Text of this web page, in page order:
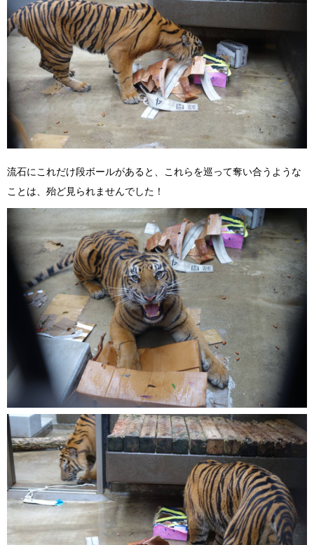
流石にこれだけ段ボールがあると、これらを巡って奪い合うような
ことは、殆ど見られませんでした！